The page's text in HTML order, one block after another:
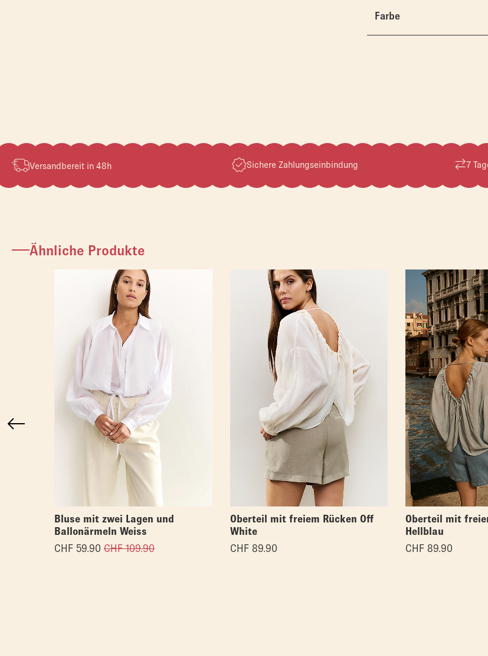
Farbe
Versandbereit in 48h Sichere Zahlungseinbindung 7
Ähnliche Produkte
Bluse mit zwei Lagen und
Ballonärmeln Weiss
CHF109.90
CHF 59.90
Oberteil mit freiem Rücken Off
White
CHF89.90
Oberteil mit
Hellblau
CHF 89.90